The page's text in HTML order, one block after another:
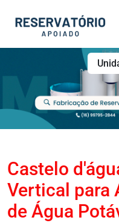
Castelo
Vertical para
de Água